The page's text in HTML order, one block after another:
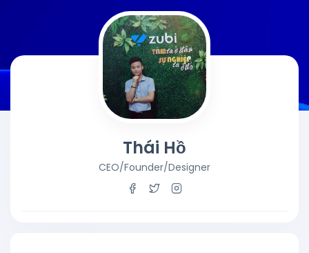
Thái Hồ
CEO/Founder/Designer